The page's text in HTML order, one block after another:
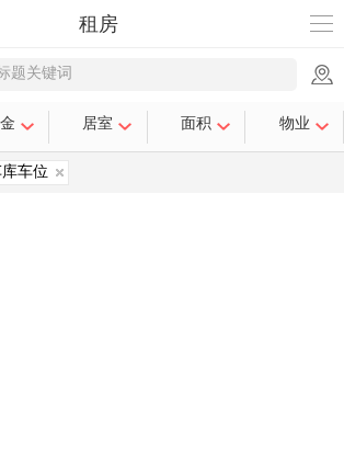
租房
题关键词
居室 面积 物业
车位